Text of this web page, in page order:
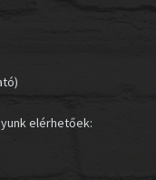
elérhetőek: